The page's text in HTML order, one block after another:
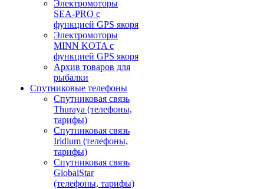
Электромоторы
SEA-PRO с
функцией GPS якоря
Электромоторы
MINN KOTA с
функцией GPS якоря
Архив товаров для
рыбалки
Спутниковые телефоны
Спутниковая связь
Thuraya (телефоны,
тарифы)
Спутниковая связь
Iridium (телефоны,
тарифы)
Спутниковая связь
GlobalStar
(телефоны, тарифы)